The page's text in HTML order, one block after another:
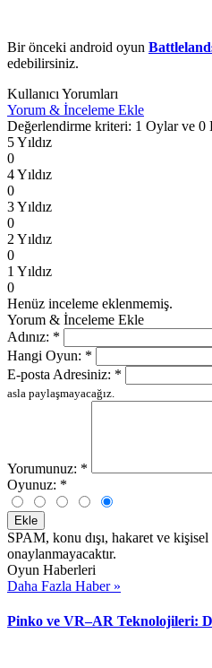
Bir önceki android oyun
edebilirsiniz.
Kullanıcı Yorumları
Yorum & İnceleme Ekle
Değerlendirme kriteri: 1 Oylar ve 0
5 Yıldız
0
4 Yıldız
0
3 Yıldız
0
2 Yıldız
0
1 Yıldız
0
Henüz inceleme eklenmemiş.
Yorum & İnceleme Ekle
Adınız: *
Hangi Oyun: *
E-posta Adresiniz: *
asla paylaşmayacağız.
Yorumunuz: *
Oyunuz: *
Ekle
SPAM, konu dışı, hakaret ve
onaylanmayacaktır.
Oyun Haberleri
Daha Fazla Haber »
Pinko ve VR–AR Teknolojileri: